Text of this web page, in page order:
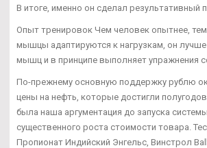
В итоге, именно он сделал результативный
Опыт тренировок Чем человек опытнее,
мышцы адаптируются к нагрузкам, он лучше
мышц и в принципе выполняет упражнения
По-прежнему основную поддержку рублю
цены на нефть, которые достигли
была наша аргументация до запуска
существенного роста стоимости товара.
Пропионат Индийский Энгельс, Винстрол